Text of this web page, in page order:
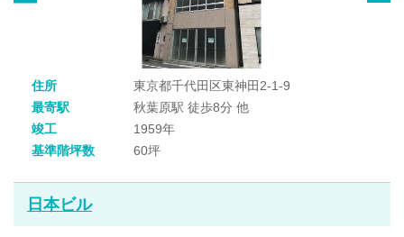
住所
東京都千代田区東神田2-1-9
最寄駅
秋葉原駅 徒歩8分 他
竣工
1959年
基準階坪数
60坪
日本ビル